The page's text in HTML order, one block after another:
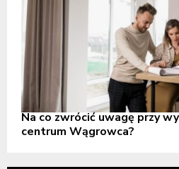
Na co zwrócić uwagę przy
centrum Wągrowca?